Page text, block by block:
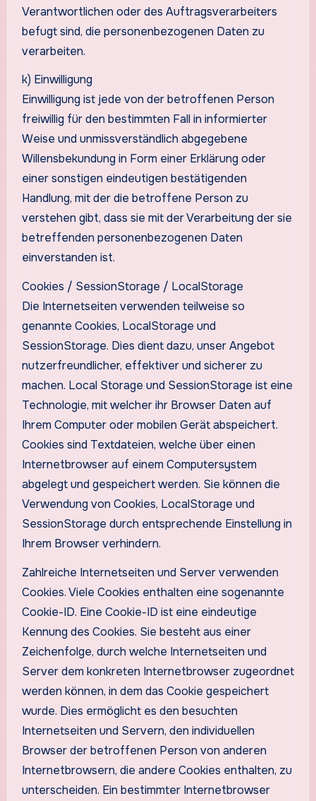
Verantwortlichen oder des Auftragsverarbeiters
befugt sind, die personenbezogenen Daten zu
verarbeiten.
k) Einwilligung
Einwilligung ist jede von der betroffenen Person
freiwillig für den bestimmten Fall in informierter
Weise und unmissverständlich abgegebene
Willensbekundung in Form einer Erklärung oder
einer sonstigen eindeutigen bestätigenden
Handlung, mit der die betroffene Person zu
verstehen gibt, dass sie mit der Verarbeitung der sie
betreffenden personenbezogenen Daten
einverstanden ist.
Cookies / SessionStorage / LocalStorage
Die Internetseiten verwenden teilweise so
genannte Cookies, LocalStorage und
SessionStorage. Dies dient dazu, unser Angebot
nutzerfreundlicher, effektiver und sicherer zu
machen. Local Storage und SessionStorage ist eine
Technologie, mit welcher ihr Browser Daten auf
Ihrem Computer oder mobilen Gerät abspeichert.
Cookies sind Textdateien, welche über einen
Internetbrowser auf einem Computersystem
abgelegt und gespeichert werden. Sie können die
Verwendung von Cookies, LocalStorage und
SessionStorage durch entsprechende Einstellung in
Ihrem Browser verhindern.
Zahlreiche Internetseiten und Server verwenden
Cookies. Viele Cookies enthalten eine sogenannte
Cookie-ID. Eine Cookie-ID ist eine eindeutige
Kennung des Cookies. Sie besteht aus einer
Zeichenfolge, durch welche Internetseiten und
Server dem konkreten Internetbrowser zugeordnet
werden können, in dem das Cookie gespeichert
wurde. Dies ermöglicht es den besuchten
Internetseiten und Servern, den individuellen
Browser der betroffenen Person von anderen
Internetbrowsern, die andere Cookies enthalten, zu
unterscheiden. Ein bestimmter Internetbrowser